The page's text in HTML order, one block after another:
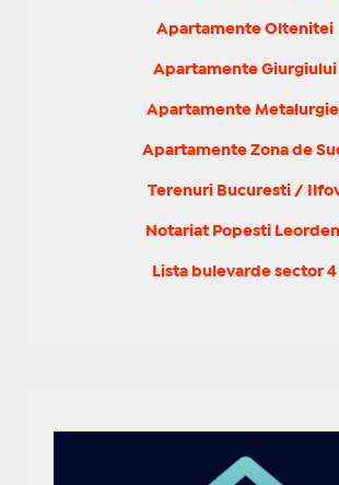
Apartamente Oltenitei
Apartamente Giurgiului
Apartamente Metalurgiei
Apartamente Zona de
Terenuri Bucuresti /
Notariat Popesti Leordeni
Lista bulevarde sector 4